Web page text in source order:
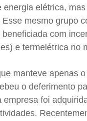
energia elétrica,
mesmo grupo
com
e termelétrica no
manteve apenas
o deferimento
empresa foi